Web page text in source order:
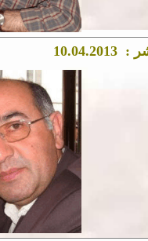
10.04.2013